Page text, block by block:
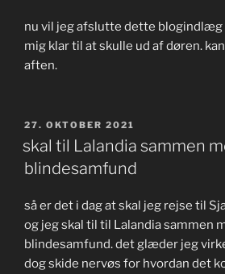
nu vil jeg afslutte dette blogindlæg
mig klar til at skulle ud af døren.
aften.
UDGIVET
DEN
27. OKTOBER 2021
skal til Lalandia sammen
blindesamfund
så er det i dag at skal jeg rejse til
og jeg skal til til Lalandia sammen
blindesamfund. det glæder jeg
dog skide nervøs for hvordan det